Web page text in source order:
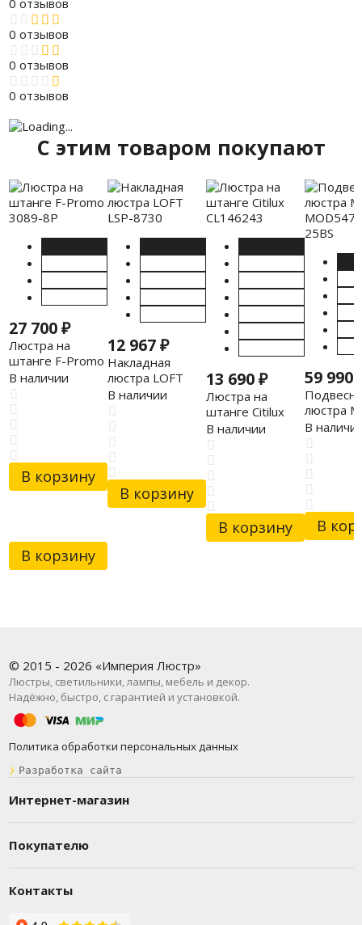
0 отзывов
0 отзывов
0 отзывов
0 отзывов
C этим товаром покупают
27 700₽
Люстра на
штанге F-Promo
3089-8P
В наличии
В корзину
12 967₽
Накладная
люстра LOFT
LSP-8730
В наличии
В корзину
13 690₽
Люстра на
штанге Citilux
CL146243
В наличии
В корзину
59 990
люстра
25BS
В
В
В корзину
© 2015 - 2026 «Империя Люстр»
Люстры, светильники, лампы, мебель и декор.
Надёжно, быстро, с гарантией и установкой.
Политика обработки персональных данных
❯ Разработка сайта
Интернет-магазин
Покупателю
Контакты